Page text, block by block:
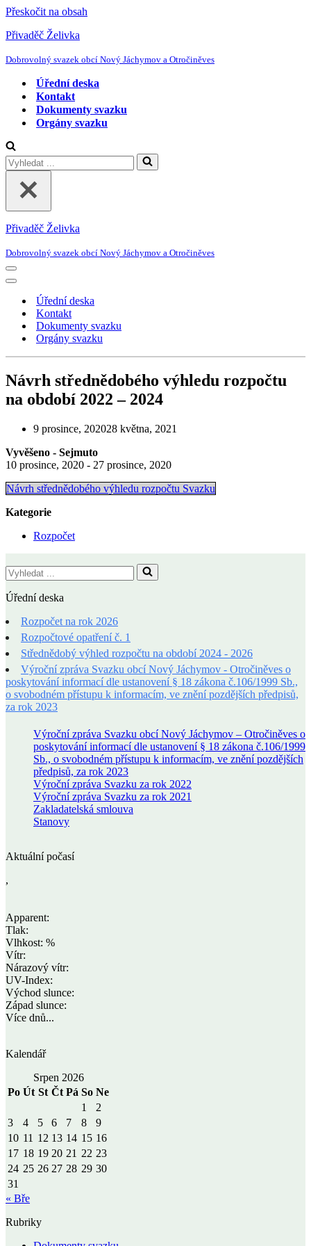
Přeskočit na obsah
Přivaděč Želivka
Dobrovolný svazek obcí Nový Jáchymov a Otročiněves
Úřední deska
Kontakt
Dokumenty svazku
Orgány svazku
Vyhledat
...
Přivaděč Želivka
Dobrovolný svazek obcí Nový Jáchymov a Otročiněves
Navigační
menu
Navigační
Úřední deska
Kontakt
Dokumenty svazku
Orgány svazku
Návrh střednědobého výhledu rozpočtu
na období 2022 – 2024
9 prosince, 202028 května, 2021
Vyvěšeno - Sejmuto
10 prosince, 2020 - 27 prosince, 2020
Návrh střednědobého výhledu rozpočtu Svazku
Kategorie
Rozpočet
Vyhledat
...
Úřední deska
Rozpočet na rok 2026
Rozpočtové opatření č. 1
Střednědobý výhled rozpočtu na období 2024 - 2026
Výroční zpráva Svazku obcí Nový Jáchymov - Otročiněves o
poskytování informací dle ustanovení § 18 zákona č.106/1999 Sb.,
o svobodném přístupu k informacím, ve znění pozdějších předpisů,
za rok 2023
Výroční zpráva Svazku obcí Nový Jáchymov – Otročiněves o
poskytování informací dle ustanovení § 18 zákona č.106/1999
Sb., o svobodném přístupu k informacím, ve znění pozdějších
předpisů, za rok 2023
Výroční zpráva Svazku za rok 2022
Výroční zpráva Svazku za rok 2021
Zakladatelská smlouva
Stanovy
Aktuální počasí
,
Apparent:
Tlak:
Vlhkost: %
Vítr:
Nárazový vítr:
UV-Index:
Východ slunce:
Západ slunce:
Více dnů...
Kalendář
Srpen 2026
Po Út St Čt Pá So Ne
1
2
3
4 5 6 7 8
9
10 11 12 13 14 15 16
17 18 19 20 21 22 23
24 25 26 27 28 29 30
31
« Bře
Rubriky